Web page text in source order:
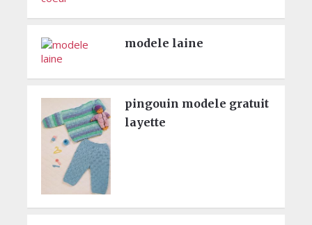
modele laine
pingouin modele gratuit
layette